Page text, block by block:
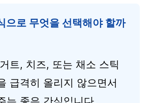
으로 무엇을 선택해야 할까
트, 치즈, 또는 채소 스틱
급격히 올리지 않으면서